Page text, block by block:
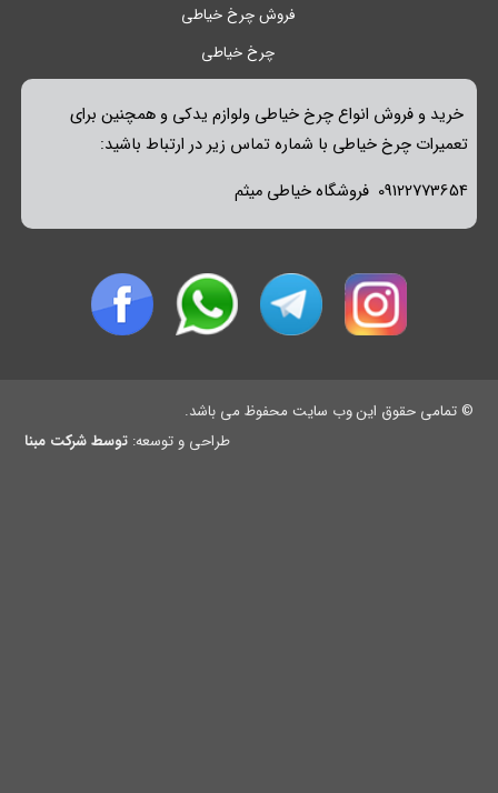
فروش چرخ خیاطی
چرخ خیاطی
خرید و فروش انواع چرخ خیاطی ولوازم یدکی و همچنین برای
تعمیرات چرخ خیاطی با شماره تماس زیر در ارتباط باشید:
09122773654 فروشگاه خیاطی میثم
© تمامی حقوق این وب سایت محفوظ می باشد.
طراحی و توسعه: توسط شرکت مبنا